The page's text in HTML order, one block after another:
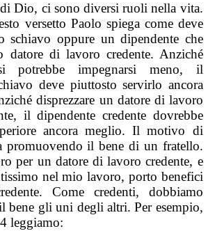
Dio, ci sono diversi ruoli nella vita.
versetto Paolo spiega come deve
schiavo oppure un dipendente che
datore di lavoro credente. Anziché
potrebbe impegnarsi meno, il
deve piuttosto servirlo ancora
disprezzare un datore di lavoro
il dipendente credente dovrebbe
ancora meglio. Il motivo di
promuovendo il bene di un fratello.
per un datore di lavoro credente, e
nel mio lavoro, porto benefici
Come credenti, dobbiamo
bene gli uni degli altri. Per esempio,
leggiamo: